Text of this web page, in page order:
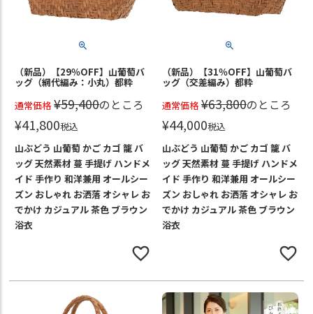
（新品）【29％OFF】山葡萄バ
ッグ（網代編み：小丸）都粋
通常価格 ¥59,400のところ
¥41,800税込
山ぶどう 山葡萄 かご カゴ 籠 バ
ッグ 天然素材 蔓 手提げ ハンドメ
イド 手作り 和洋兼用 オールシー
ズン おしゃれ お洒落 オシャレ お
でかけ カジュアル 茶色 ブラウン
浴衣
（新品）【31％OFF】山葡萄バ
ッグ（交差編み）都粋
通常価格 ¥63,800のところ
¥44,000税込
山ぶどう 山葡萄 かご カゴ 籠 バ
ッグ 天然素材 蔓 手提げ ハンドメ
イド 手作り 和洋兼用 オールシー
ズン おしゃれ お洒落 オシャレ お
でかけ カジュアル 茶色 ブラウン
浴衣